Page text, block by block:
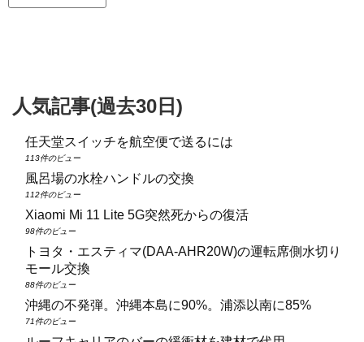
人気記事(過去30日)
任天堂スイッチを航空便で送るには
113件のビュー
風呂場の水栓ハンドルの交換
112件のビュー
Xiaomi Mi 11 Lite 5G突然死からの復活
98件のビュー
トヨタ・エスティマ(DAA‑AHR20W)の運転席側水切り
モール交換
88件のビュー
沖縄の不発弾。沖縄本島に90%。浦添以南に85%
71件のビュー